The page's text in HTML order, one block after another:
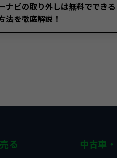
ナビの取り外しは無料ででき
法を徹底解説！
る 中古車